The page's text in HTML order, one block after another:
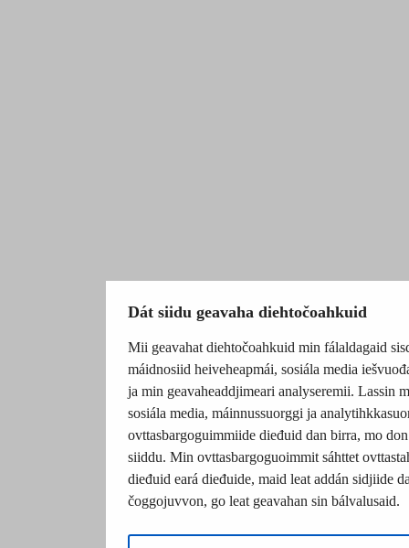
Dát siidu geavaha diehtočoahkuid
Mii geavahat diehtočoahkuid min fálaldagaid
máidnosiid heiveheapmái, sosiála media
ja min geavaheaddjimeari analyseremii. Lassin
sosiála media, máinnussuorggi ja
ovttasbargoguimmiide dieđuid dan birra, mo
siiddu. Min ovttasbargoguoimmit sáhttet
dieđuid eará dieđuide, maid leat addán sidjiide
čoggojuvvon, go leat geavahan sin bálvalusaid.